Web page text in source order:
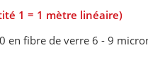
1 = 1 mètre linéaire)
en fibre de verre 6 - 9